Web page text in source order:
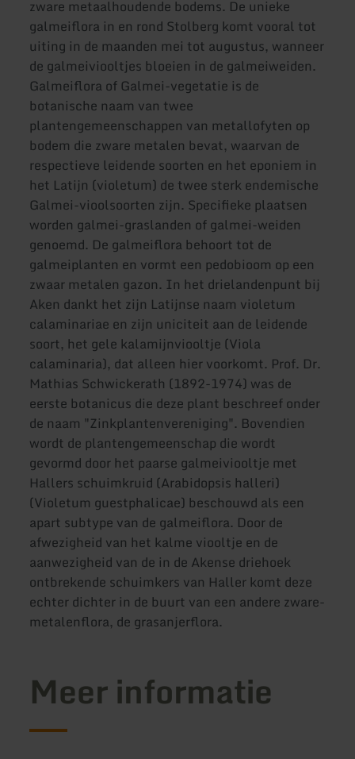
zware metaalhoudende bodems. De unieke
galmeiflora in en rond Stolberg komt vooral tot
uiting in de maanden mei tot augustus, wanneer
de galmeiviooltjes bloeien in de galmeiweiden.
Galmeiflora of Galmei-vegetatie is de
botanische naam van twee
plantengemeenschappen van metallofyten op
bodem die zware metalen bevat, waarvan de
respectieve leidende soorten en het eponiem in
het Latijn (violetum) de twee sterk endemische
Galmei-vioolsoorten zijn. Specifieke plaatsen
worden galmei-graslanden of galmei-weiden
genoemd. De galmeiflora behoort tot de
galmeiplanten en vormt een pedobioom op een
zwaar metalen gazon. In het drielandenpunt bij
Aken dankt het zijn Latijnse naam violetum
calaminariae en zijn uniciteit aan de leidende
soort, het gele kalamijnviooltje (Viola
calaminaria), dat alleen hier voorkomt. Prof. Dr.
Mathias Schwickerath (1892-1974) was de
eerste botanicus die deze plant beschreef onder
de naam "Zinkplantenvereniging". Bovendien
wordt de plantengemeenschap die wordt
gevormd door het paarse galmeiviooltje met
Hallers schuimkruid (Arabidopsis halleri)
(Violetum guestphalicae) beschouwd als een
apart subtype van de galmeiflora. Door de
afwezigheid van het kalme viooltje en de
aanwezigheid van de in de Akense driehoek
ontbrekende schuimkers van Haller komt deze
echter dichter in de buurt van een andere zware-
metalenflora, de grasanjerflora.
Meer informatie